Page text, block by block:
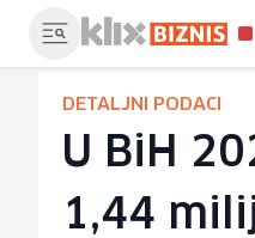
DETALJNI PODACI
U BiH
1,44